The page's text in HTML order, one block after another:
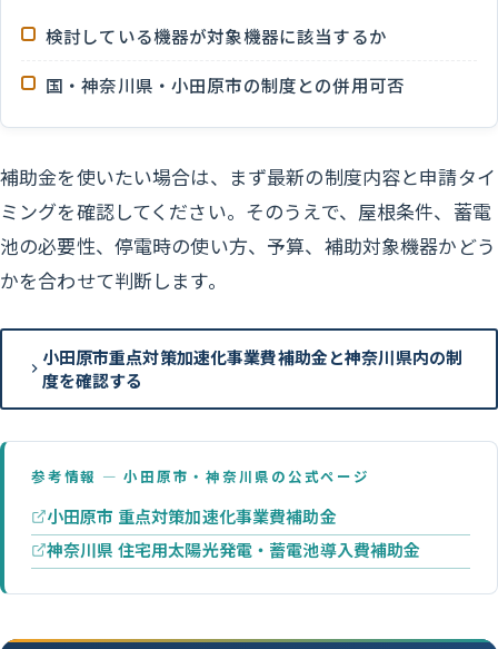
検討している機器が対象機器に該当するか
国・神奈川県・小田原市の制度との併用可否
補助金を使いたい場合は、まず最新の制度内容と申請タイ
ミングを確認してください。そのうえで、屋根条件、蓄電
池の必要性、停電時の使い方、予算、補助対象機器かどう
かを合わせて判断します。
小田原市重点対策加速化事業費補助金と神奈川県内の制
度を確認する
参考情報 — 小田原市・神奈川県の公式ページ
小田原市 重点対策加速化事業費補助金
神奈川県 住宅用太陽光発電・蓄電池導入費補助金